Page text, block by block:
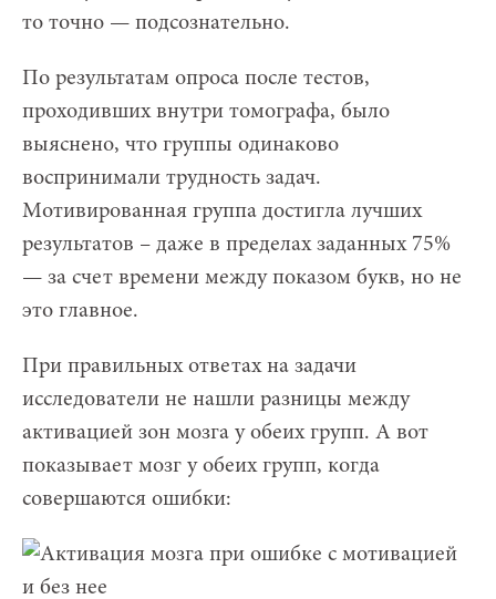
то точно — подсознательно.
По результатам опроса после тестов,
проходивших внутри томографа, было
выяснено, что группы одинаково
воспринимали трудность задач.
Мотивированная группа достигла лучших
результатов – даже в пределах заданных 75%
— за счет времени между показом букв, но не
это главное.
При правильных ответах на задачи
исследователи не нашли разницы между
активацией зон мозга у обеих групп. А вот
показывает мозг у обеих групп, когда
совершаются ошибки: